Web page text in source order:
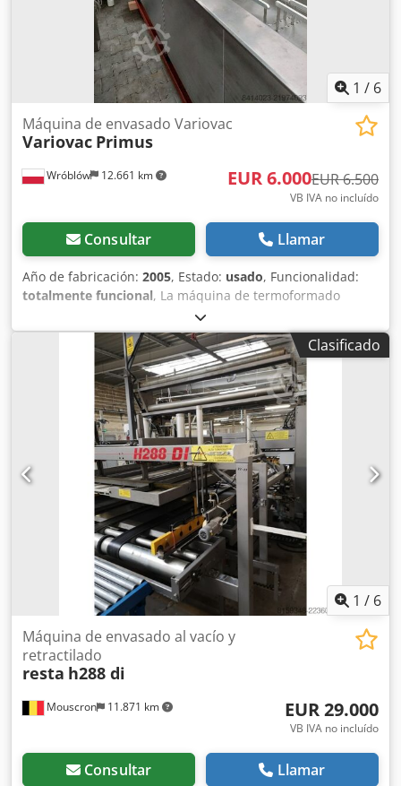
1 / 6
Wróblów 12.661 km
Máquina de envasado Variovac
Variovac Primus
EUR 6.000EUR 6.500
VB IVA no incluído
Consultar Llamar
Año de fabricación: 2005, Estado: usado, Funcionalidad:
totalmente funcional, La máquina de termoformado
profundo es una máquina automática para el conformado,
el llenado y el sellado. Una de sus características más
destacadas es su diseño modular. Dcodpey Txcqefx Abyek
Estos módulos están dispuestos uno tras otro, siguiendo el
orden de las operaciones. Están diseñados como unidades
independientes y pueden ser intercambiados dentro de
una misma serie de modelos. Teléfono: 694429279
Clasificado
1 / 6
Mouscron 11.871 km
Máquina de envasado al vacío y
retractilado
resta h288 di
EUR 29.000
VB IVA no incluído
Consultar Llamar